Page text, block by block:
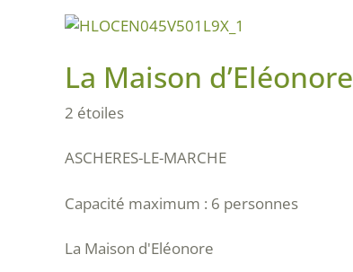
La Maison d’Eléonore
2 étoiles
ASCHERES-LE-MARCHE
Capacité maximum : 6 personnes
La Maison d'Eléonore